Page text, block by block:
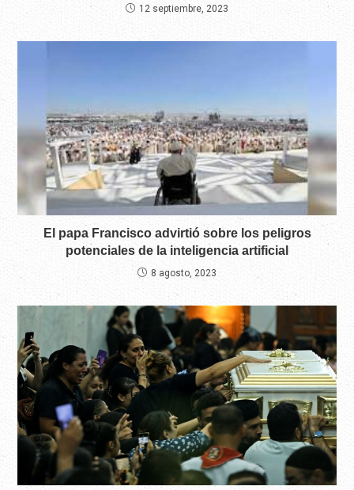
12 septiembre, 2023
El papa Francisco advirtió sobre los peligros
potenciales de la inteligencia artificial
8 agosto, 2023